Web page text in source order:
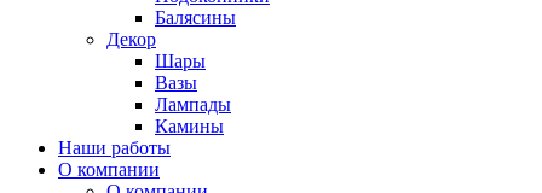
Балясины
Декор
Шары
Вазы
Лампады
Камины
Наши работы
О компании